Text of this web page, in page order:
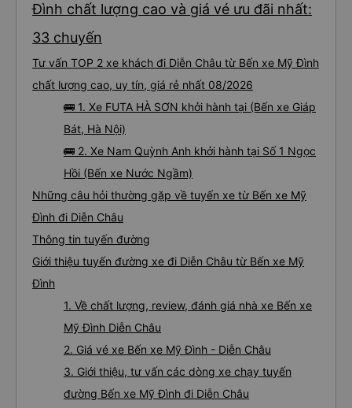
Đình chất lượng cao và giá vé ưu đãi nhất:
33 chuyến
Tư vấn TOP 2 xe khách đi Diễn Châu từ Bến xe Mỹ Đình
chất lượng cao, uy tín, giá rẻ nhất 08/2026
🚌 1. Xe FUTA HÀ SƠN khởi hành tại (Bến xe Giáp
Bát, Hà Nội)
🚌 2. Xe Nam Quỳnh Anh khởi hành tại Số 1 Ngọc
Hồi (Bến xe Nước Ngầm)
Những câu hỏi thường gặp về tuyến xe từ Bến xe Mỹ
Đình đi Diễn Châu
Thông tin tuyến đường
Giới thiệu tuyến đường xe đi Diễn Châu từ Bến xe Mỹ
Đình
1. Về chất lượng, review, đánh giá nhà xe Bến xe
Mỹ Đình Diễn Châu
2. Giá vé xe Bến xe Mỹ Đình - Diễn Châu
3. Giới thiệu, tư vấn các dòng xe chạy tuyến
đường Bến xe Mỹ Đình đi Diễn Châu